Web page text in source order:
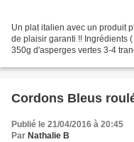
Un plat italien avec un produit
de plaisir garanti !! Ingrédients
350g d'asperges vertes 3-4
Cordons Bleus
Publié le 21/04/2016 à 20:45
Par Nathalie B